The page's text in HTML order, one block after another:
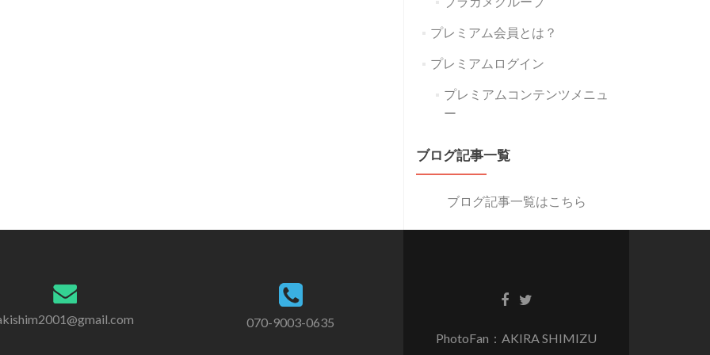
プレミアム会員とは？
プレミアムログイン
プレミアムコンテンツメニュ
ー
ブログ記事一覧
ブログ記事一覧はこちら
070-9003-0635
PhotoFan：AKIRA SHIMIZU